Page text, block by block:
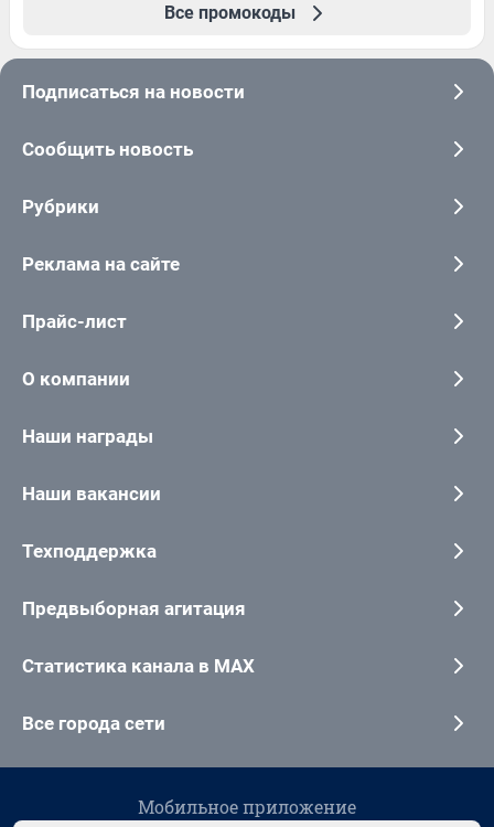
Все промокоды
Подписаться на новости
Сообщить новость
Рубрики
Реклама на сайте
Прайс-лист
О компании
Наши награды
Наши вакансии
Техподдержка
Предвыборная агитация
Статистика канала в MAX
Все города сети
Мобильное приложение